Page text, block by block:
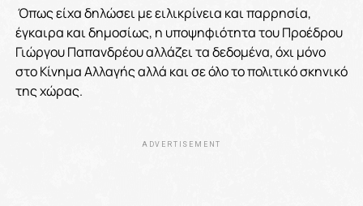
Όπως είχα δηλώσει με ειλικρίνεια και παρρησία,
έγκαιρα και δημοσίως, η υποψηφιότητα του Προέδρου
Γιώργου Παπανδρέου αλλάζει τα δεδομένα, όχι μόνο
στο Κίνημα Αλλαγής αλλά και σε όλο το πολιτικό σκηνικό
της χώρας.
ADVERTISEMENT